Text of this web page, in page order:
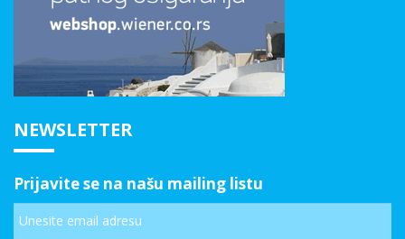
NEWSLETTER
Prijavite se na našu mailing listu